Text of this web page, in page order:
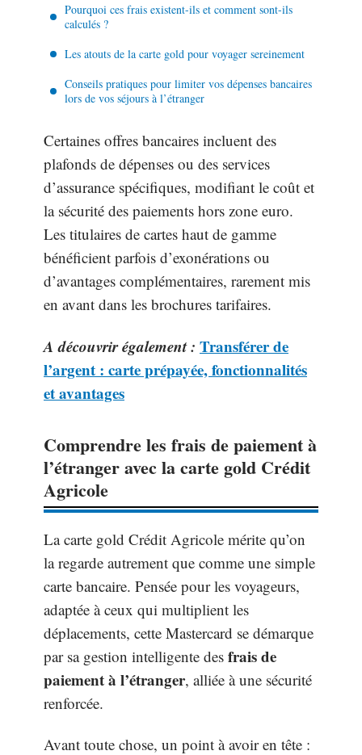
Pourquoi ces frais existent-ils et comment sont-ils
calculés ?
Les atouts de la carte gold pour voyager sereinement
Conseils pratiques pour limiter vos dépenses bancaires
lors de vos séjours à l’étranger
Certaines offres bancaires incluent des
plafonds de dépenses ou des services
d’assurance spécifiques, modifiant le coût et
la sécurité des paiements hors zone euro.
Les titulaires de cartes haut de gamme
bénéficient parfois d’exonérations ou
d’avantages complémentaires, rarement mis
en avant dans les brochures tarifaires.
A découvrir également : Transférer de
l’argent : carte prépayée, fonctionnalités
et avantages
Comprendre les frais de paiement à
l’étranger avec la carte gold Crédit
Agricole
La carte gold Crédit Agricole mérite qu’on
la regarde autrement que comme une simple
carte bancaire. Pensée pour les voyageurs,
adaptée à ceux qui multiplient les
déplacements, cette Mastercard se démarque
par sa gestion intelligente des frais de
paiement à l’étranger, alliée à une sécurité
renforcée.
Avant toute chose, un point à avoir en tête :